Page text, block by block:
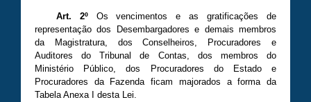
Art. 2º Os vencimentos e as gratificações de
representação dos Desembargadores e demais membros
da Magistratura, dos Conselheiros, Procuradores e
Auditores do Tribunal de Contas, dos membros do
Ministério Público, dos Procuradores do Estado e
Procuradores da Fazenda ficam majorados a forma da
Tabela Anexa I desta Lei.